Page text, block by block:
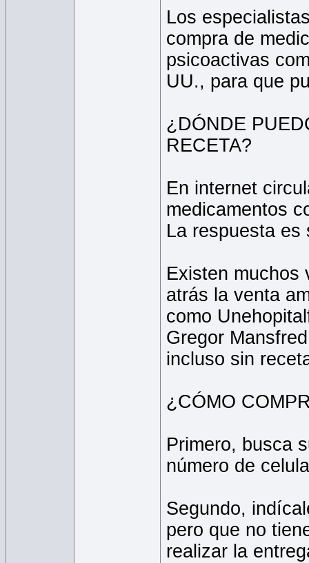
Los
compra de
psicoactivas
UU., para que
¿DÓNDE
RECETA?
En internet
medicamentos
La respuesta es
Existen muchos
atrás la venta
como
Gregor
incluso sin
¿CÓMO
Primero, busca
número de
Segundo,
pero que no
realizar la